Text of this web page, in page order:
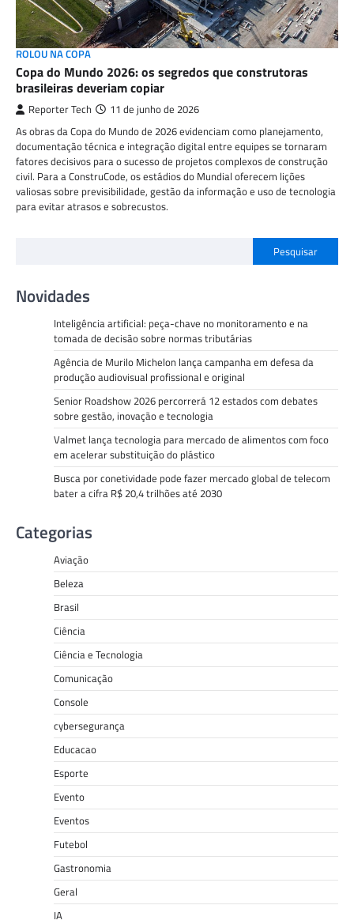
ROLOU NA COPA
Copa do Mundo 2026: os segredos que construtoras
brasileiras deveriam copiar
Reporter Tech 11 de junho de 2026
As obras da Copa do Mundo de 2026 evidenciam como planejamento,
documentação técnica e integração digital entre equipes se tornaram
fatores decisivos para o sucesso de projetos complexos de construção
civil. Para a ConstruCode, os estádios do Mundial oferecem lições
valiosas sobre previsibilidade, gestão da informação e uso de tecnologia
para evitar atrasos e sobrecustos.
Pesquisar
Novidades
Inteligência artificial: peça-chave no monitoramento e na
tomada de decisão sobre normas tributárias
Agência de Murilo Michelon lança campanha em defesa da
produção audiovisual profissional e original
Senior Roadshow 2026 percorrerá 12 estados com debates
sobre gestão, inovação e tecnologia
Valmet lança tecnologia para mercado de alimentos com foco
em acelerar substituição do plástico
Busca por conetividade pode fazer mercado global de telecom
bater a cifra R$ 20,4 trilhões até 2030
Categorias
Aviação
Beleza
Brasil
Ciência
Ciência e Tecnologia
Comunicação
Console
cybersegurança
Educacao
Esporte
Evento
Eventos
Futebol
Gastronomia
Geral
IA